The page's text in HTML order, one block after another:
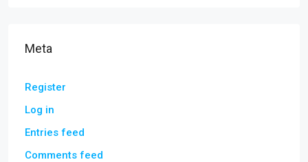
Meta
Register
Log in
Entries feed
Comments feed